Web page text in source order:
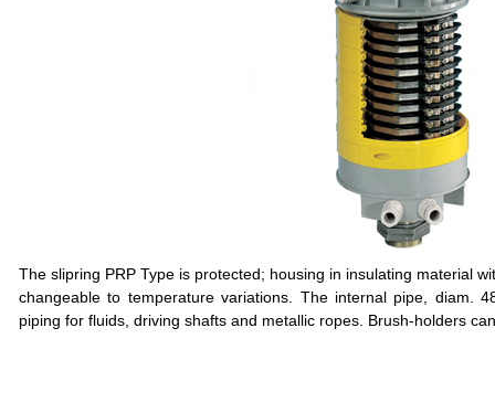
The slipring PRP Type is protected; housing in insulating material
changeable to temperature variations. The internal pipe, diam.
piping for fluids, driving shafts and metallic ropes. Brush-holders